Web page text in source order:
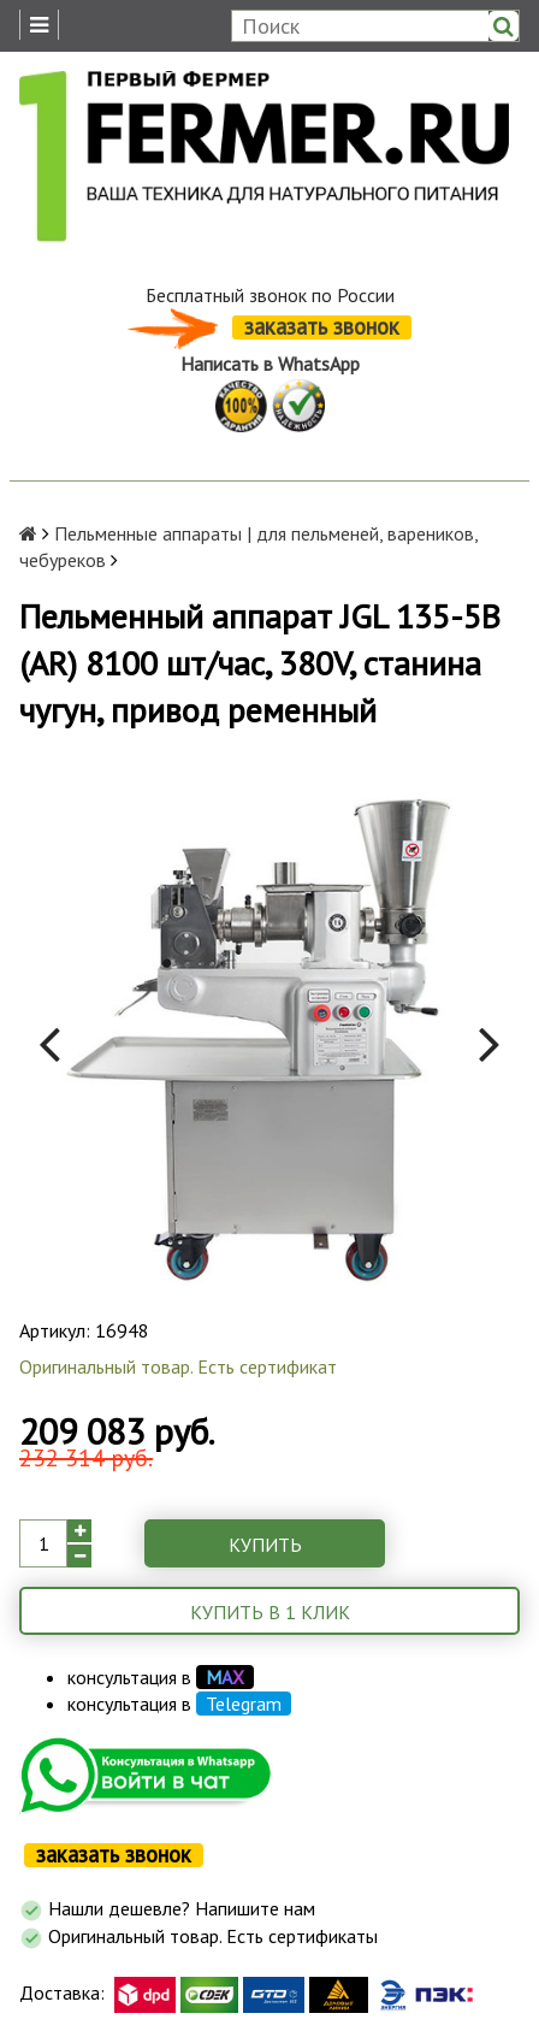
Бесплатный звонок по России
заказать звонок
Написать в WhatsApp
Пельменные аппараты | для пельменей, вареников,
чебуреков
Пельменный аппарат JGL 135-5B
(AR) 8100 шт/час, 380V, станина
чугун, привод ременный
Артикул: 16948
Оригинальный товар. Есть сертификат
209 083 руб.
232 314 руб.
КУПИТЬ
КУПИТЬ В 1 КЛИК
консультация в МАХ
консультация в Telegram
заказать звонок
Нашли дешевле? Напишите нам
Оригинальный товар. Есть сертификаты
Доставка: